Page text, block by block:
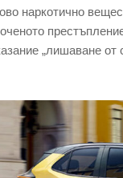
наркотично
„лишаване от